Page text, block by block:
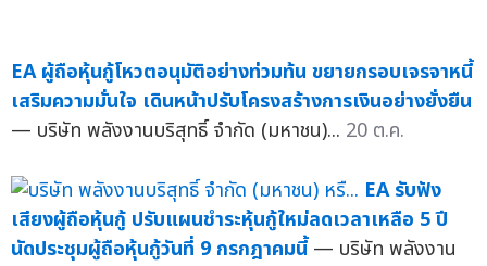
EA ผู้ถือหุ้นกู้โหวตอนุมัติอย่างท่วมท้น ขยายกรอบเจรจาหนี้
เสริมความมั่นใจ เดินหน้าปรับโครงสร้างการเงินอย่างยั่งยืน
— บริษัท พลังงานบริสุทธิ์ จำกัด (มหาชน)... 20 ต.ค.
EA รับฟัง
เสียงผู้ถือหุ้นกู้ ปรับแผนชำระหุ้นกู้ใหม่ลดเวลาเหลือ 5 ปี
นัดประชุมผู้ถือหุ้นกู้วันที่ 9 กรกฎาคมนี้ — บริษัท พลังงาน